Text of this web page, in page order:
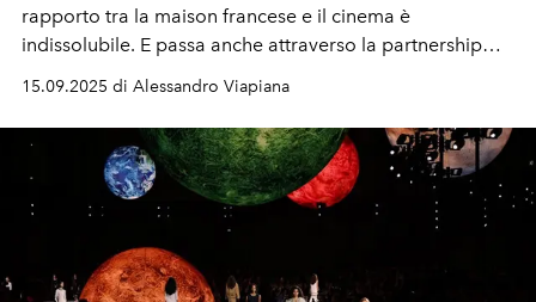
rapporto tra la maison francese e il cinema è
indissolubile. E passa anche attraverso la partnership
dell'Accademia di Francia in Italia.
15.09.2025 di Alessandro Viapiana